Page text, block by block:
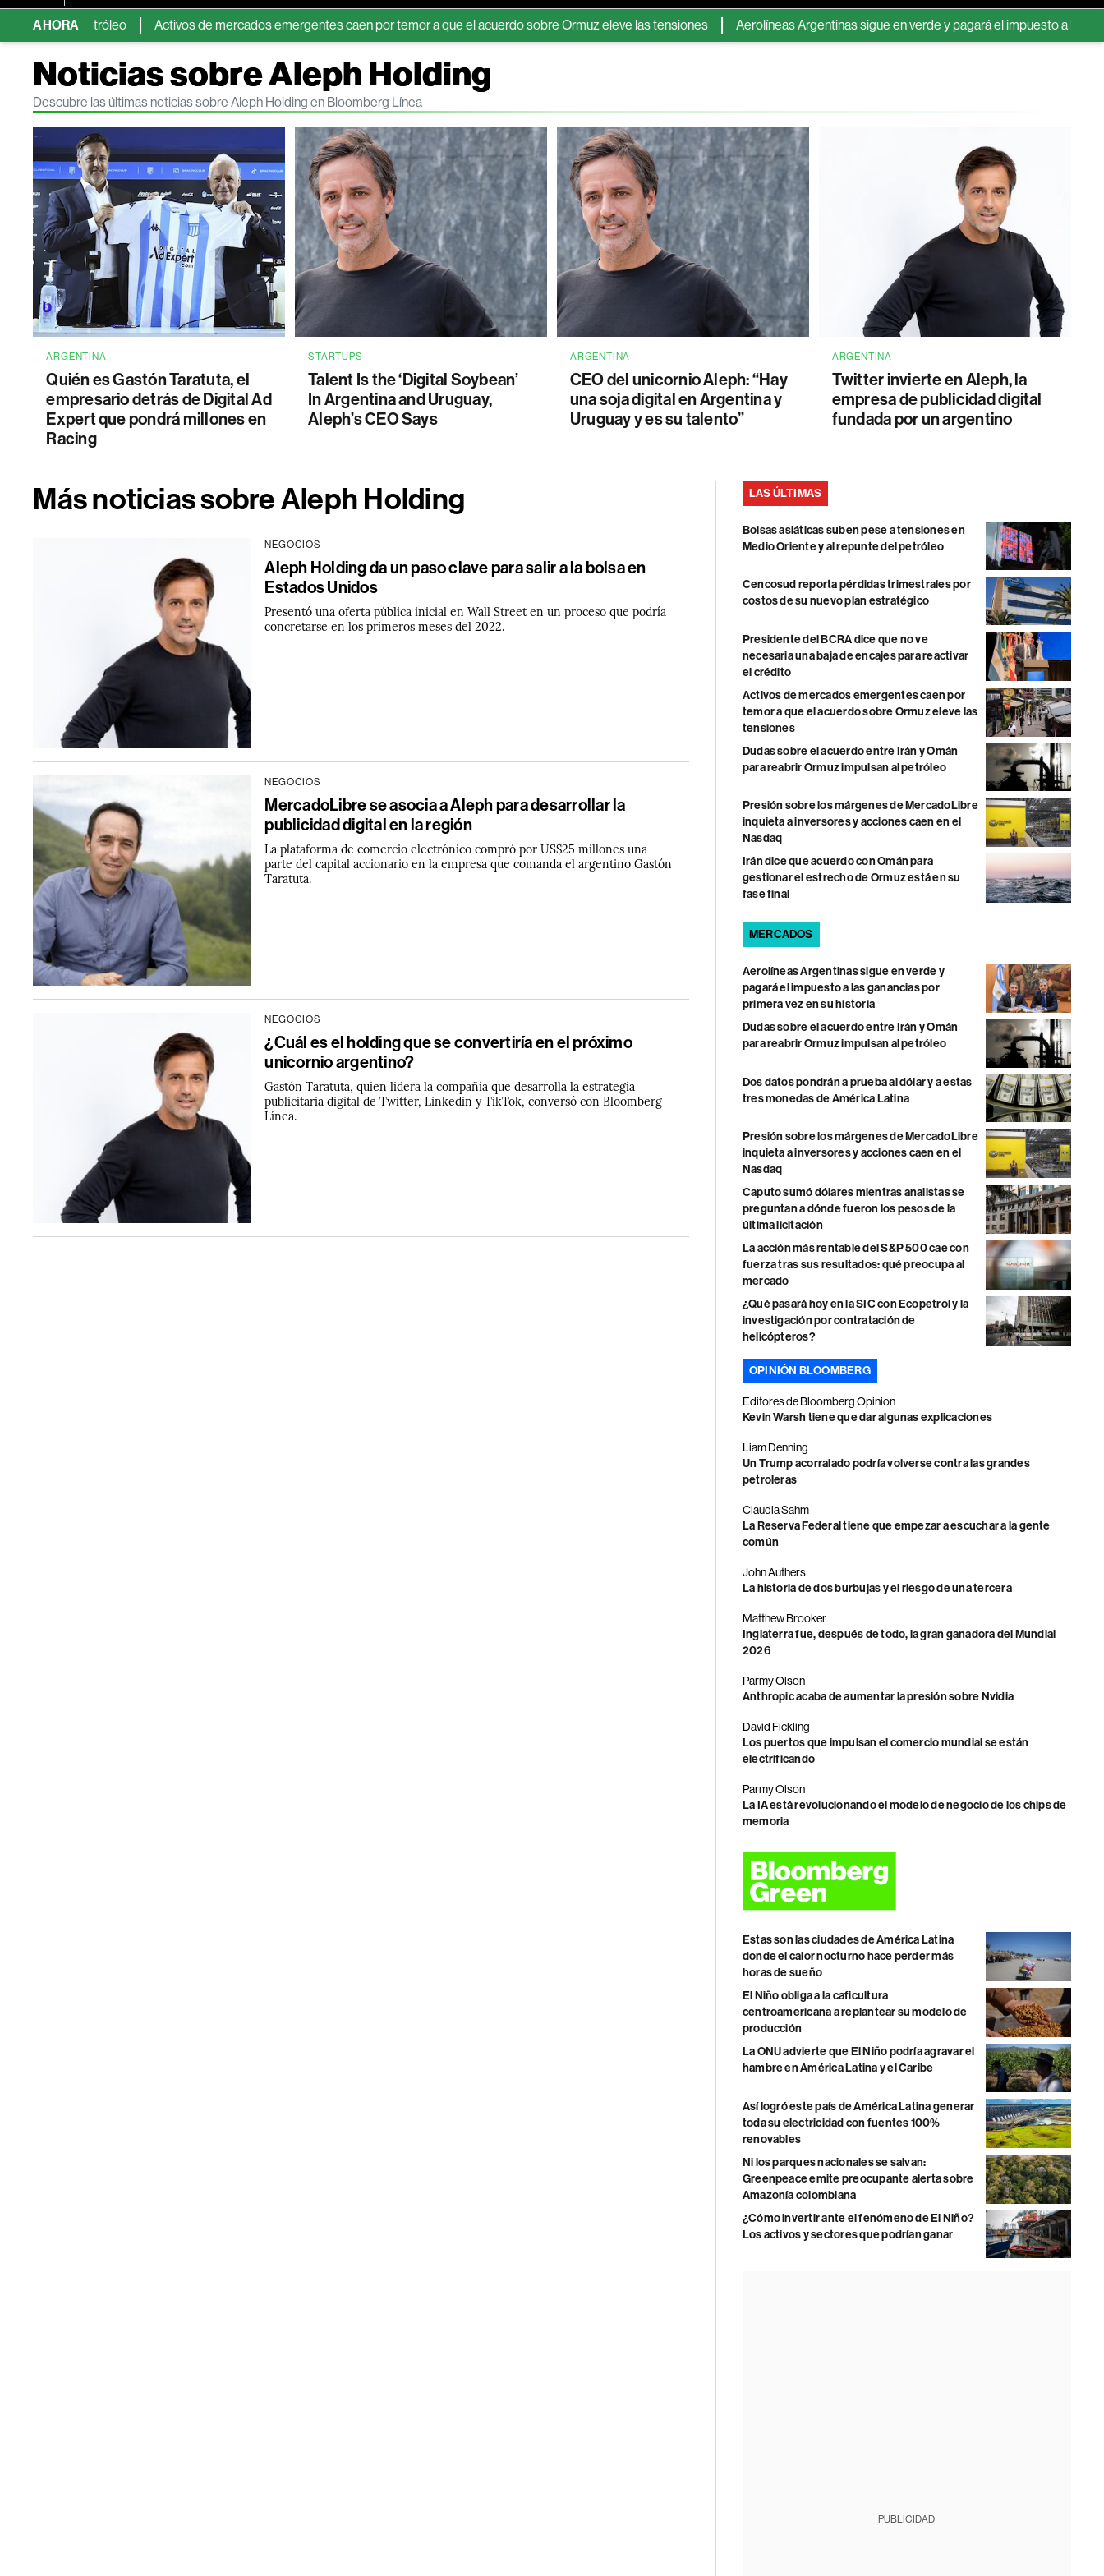
AHORA
del petróleo Activos de mercados emergentes caen por temor a que el acuerdo sobre Ormuz eleve las tensiones Aerolíneas Argentinas sigue en verde y pagará el impuesto a las ganancias
Noticias sobre Aleph Holding
Descubre las últimas noticias sobre Aleph Holding en Bloomberg Línea
ARGENTINA
Quién es Gastón Taratuta, el
empresario detrás de Digital Ad
Expert que pondrá millones en
Racing
STARTUPS
Talent Is the ‘Digital Soybean’
In Argentina and Uruguay,
Aleph’s CEO Says
ARGENTINA
CEO del unicornio Aleph: “Hay
una soja digital en Argentina y
Uruguay y es su talento”
ARGENTINA
Twitter invierte en Aleph, la
empresa de publicidad digital
fundada por un argentino
Más noticias sobre Aleph Holding
NEGOCIOS
Aleph Holding da un paso clave para salir a la bolsa en
Estados Unidos
Presentó una oferta pública inicial en Wall Street en un proceso que podría
concretarse en los primeros meses del 2022.
NEGOCIOS
MercadoLibre se asocia a Aleph para desarrollar la
publicidad digital en la región
La plataforma de comercio electrónico compró por US$25 millones una
parte del capital accionario en la empresa que comanda el argentino Gastón
Taratuta.
NEGOCIOS
¿Cuál es el holding que se convertiría en el próximo
unicornio argentino?
Gastón Taratuta, quien lidera la compañía que desarrolla la estrategia
publicitaria digital de Twitter, Linkedin y TikTok, conversó con Bloomberg
Línea.
LAS ÚLTIMAS
Bolsas asiáticas suben pese a tensiones en
Medio Oriente y al repunte del petróleo
Cencosud reporta pérdidas trimestrales por
costos de su nuevo plan estratégico
Presidente del BCRA dice que no ve
necesaria una baja de encajes para reactivar
el crédito
Activos de mercados emergentes caen por
temor a que el acuerdo sobre Ormuz eleve las
tensiones
Dudas sobre el acuerdo entre Irán y Omán
para reabrir Ormuz impulsan al petróleo
Presión sobre los márgenes de MercadoLibre
inquieta a inversores y acciones caen en el
Nasdaq
Irán dice que acuerdo con Omán para
gestionar el estrecho de Ormuz está en su
fase final
MERCADOS
Aerolíneas Argentinas sigue en verde y
pagará el impuesto a las ganancias por
primera vez en su historia
Dudas sobre el acuerdo entre Irán y Omán
para reabrir Ormuz impulsan al petróleo
Dos datos pondrán a prueba al dólar y a estas
tres monedas de América Latina
Presión sobre los márgenes de MercadoLibre
inquieta a inversores y acciones caen en el
Nasdaq
Caputo sumó dólares mientras analistas se
preguntan a dónde fueron los pesos de la
última licitación
La acción más rentable del S&P 500 cae con
fuerza tras sus resultados: qué preocupa al
mercado
¿Qué pasará hoy en la SIC con Ecopetrol y la
investigación por contratación de
helicópteros?
OPINIÓN BLOOMBERG
Editores de Bloomberg Opinion
Kevin Warsh tiene que dar algunas explicaciones
Liam Denning
Un Trump acorralado podría volverse contra las grandes
petroleras
Claudia Sahm
La Reserva Federal tiene que empezar a escuchar a la gente
común
John Authers
La historia de dos burbujas y el riesgo de una tercera
Matthew Brooker
Inglaterra fue, después de todo, la gran ganadora del Mundial
2026
Parmy Olson
Anthropic acaba de aumentar la presión sobre Nvidia
David Fickling
Los puertos que impulsan el comercio mundial se están
electrificando
Parmy Olson
La IA está revolucionando el modelo de negocio de los chips de
memoria
Estas son las ciudades de América Latina
donde el calor nocturno hace perder más
horas de sueño
El Niño obliga a la caficultura
centroamericana a replantear su modelo de
producción
La ONU advierte que El Niño podría agravar el
hambre en América Latina y el Caribe
Así logró este país de América Latina generar
toda su electricidad con fuentes 100%
renovables
Ni los parques nacionales se salvan:
Greenpeace emite preocupante alerta sobre
Amazonía colombiana
¿Cómo invertir ante el fenómeno de El Niño?
Los activos y sectores que podrían ganar
PUBLICIDAD